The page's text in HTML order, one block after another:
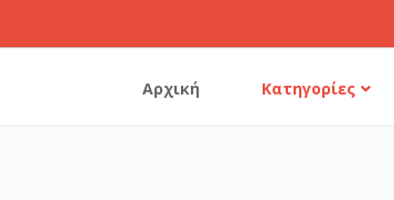
Αρχική Κατηγορίες